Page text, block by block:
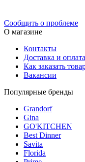
Сообщить о проблеме
О магазине
Контакты
Доставка и оплата
Как заказать
Вакансии
Популярные бренды
Grandorf
Gina
GO'KITCHEN
Best Dinner
Savita
Florida